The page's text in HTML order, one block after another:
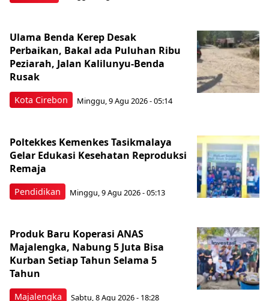
Kota Cirebon
Ulama Benda Kerep Desak
Perbaikan, Bakal ada Puluhan Ribu
Peziarah, Jalan Kalilunyu-Benda
Rusak
Minggu, 9 Agu 2026 - 05:14
Pendidikan
Poltekkes Kemenkes Tasikmalaya
Gelar Edukasi Kesehatan Reproduksi
Remaja
Minggu, 9 Agu 2026 - 05:13
Majalengka
Produk Baru Koperasi ANAS
Majalengka, Nabung 5 Juta Bisa
Kurban Setiap Tahun Selama 5
Tahun
Sabtu, 8 Agu 2026 - 18:28